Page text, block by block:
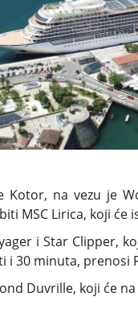
Kotor, na vezu je
MSC Lirica, koji
i Star Clipper,
i 30 minuta, prenosi
Duvrille, koji će